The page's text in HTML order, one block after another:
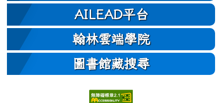
AILEAD平台
翰林雲端學院
圖書館藏搜尋